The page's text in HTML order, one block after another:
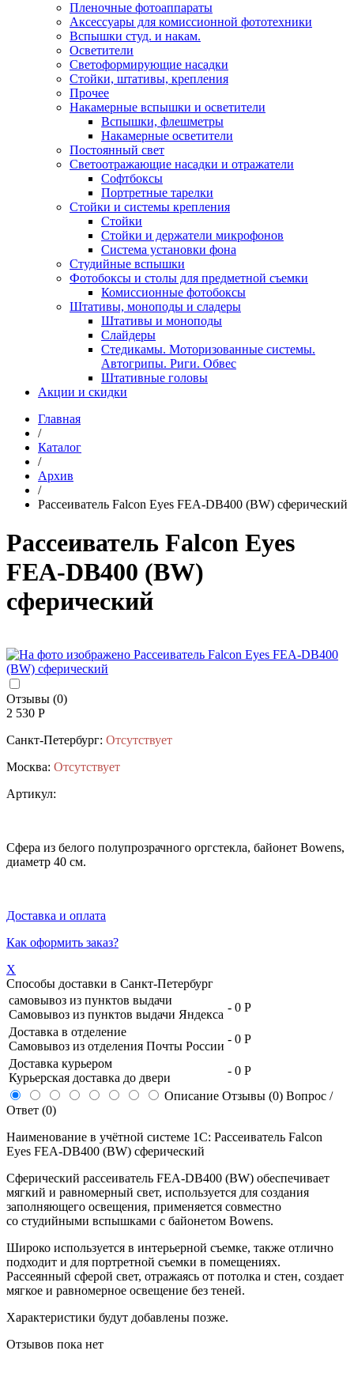
Пленочные фотоаппараты
Аксессуары для комиссионной фототехники
Вспышки студ. и накам.
Осветители
Светоформирующие насадки
Стойки, штативы, крепления
Прочее
Накамерные вспышки и осветители
Вспышки, флешметры
Накамерные осветители
Постоянный свет
Светоотражающие насадки и отражатели
Софтбоксы
Портретные тарелки
Стойки и системы крепления
Стойки
Стойки и держатели микрофонов
Система установки фона
Студийные вспышки
Фотобоксы и столы для предметной съемки
Комиссионные фотобоксы
Штативы, моноподы и сладеры
Штативы и моноподы
Слайдеры
Стедикамы. Моторизованные системы.
Автогрипы. Риги. Обвес
Штативные головы
Акции и скидки
Главная
/
Каталог
/
Архив
/
Рассеиватель Falcon Eyes FEA-DB400 (BW) сферический
Рассеиватель Falcon Eyes
FEA-DB400 (BW)
сферический
Отзывы (0)
2 530 Р
Санкт-Петербург: Отсутствует
Москва: Отсутствует
Артикул:
Сфера из белого полупрозрачного оргстекла, байонет Bowens,
диаметр 40 см.
Доставка и оплата
Как оформить заказ?
X
Способы доставки в Санкт-Петербург
самовывоз из пунктов выдачи
Самовывоз из пунктов выдачи Яндекса
- 0 Р
Доставка в отделение
Самовывоз из отделения Почты России
- 0 Р
Доставка курьером
Курьерская доставка до двери
- 0 Р
Описание Отзывы (0) Вопрос /
Ответ (0)
Наименование в учётной системе 1С: Рассеиватель Falcon
Eyes FEA-DB400 (BW) сферический
Сферический рассеиватель FEA-DB400 (BW) обеспечивает
мягкий и равномерный свет, используется для создания
заполняющего освещения, применяется совместно
со студийными вспышками с байонетом Bowens.
Широко используется в интерьерной съемке, также отлично
подходит и для портретной съемки в помещениях.
Рассеянный сферой свет, отражаясь от потолка и стен, создает
мягкое и равномерное освещение без теней.
Характеристики будут добавлены позже.
Отзывов пока нет